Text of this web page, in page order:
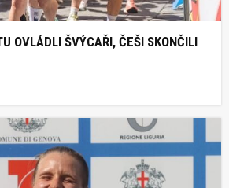
OVLÁDLI ŠVÝCAŘI, ČEŠI SKONČILI